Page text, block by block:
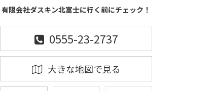
有限会社ダスキン北富士に行く前にチェック！
0555-23-2737
大きな地図で見る